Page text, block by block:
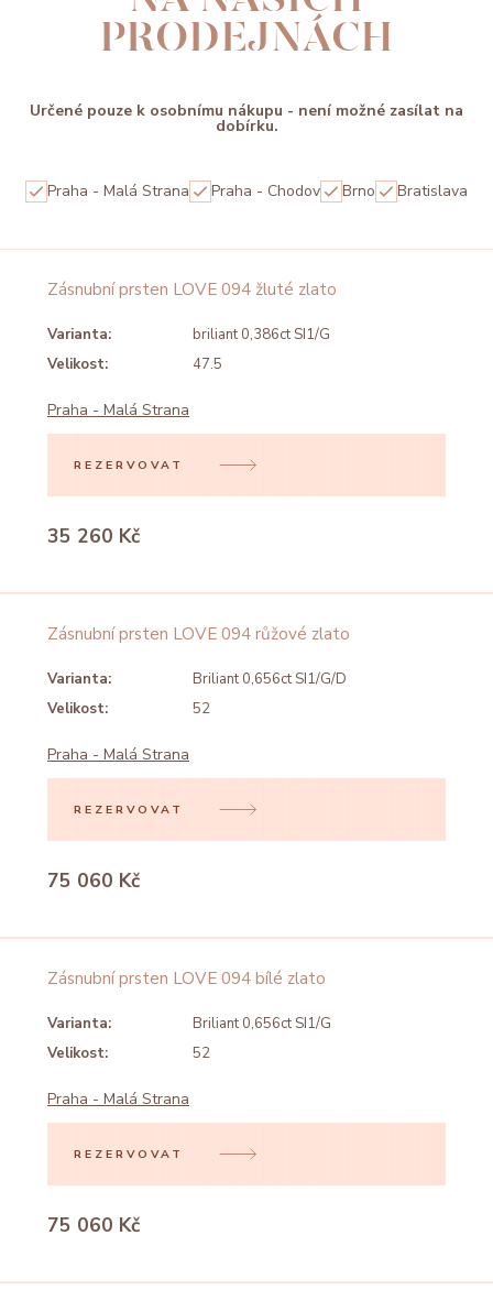
PRODEJNÁCH
Určené pouze k osobnímu nákupu - není možné zasílat na
dobírku.
Praha - Malá Strana Praha - Chodov Brno Bratislava
Zásnubní prsten LOVE 094 žluté zlato
Varianta:
briliant 0,386ct SI1/G
Velikost:
47.5
Praha - Malá Strana
REZERVOVAT
35 260 Kč
Zásnubní prsten LOVE 094 růžové zlato
Varianta:
Briliant 0,656ct SI1/G/D
Velikost:
52
Praha - Malá Strana
REZERVOVAT
75 060 Kč
Zásnubní prsten LOVE 094 bílé zlato
Varianta:
Briliant 0,656ct SI1/G
Velikost:
52
Praha - Malá Strana
REZERVOVAT
75 060 Kč